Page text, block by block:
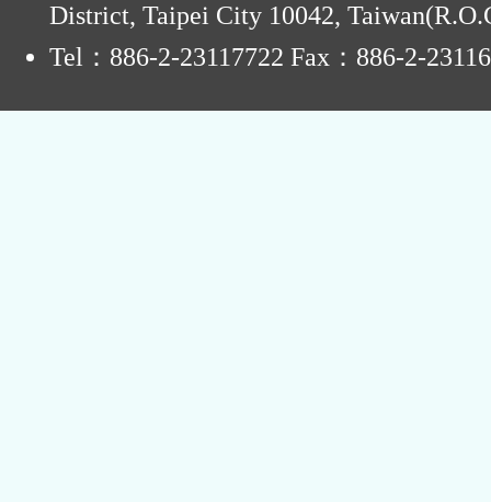
District, Taipei City 10042,
Tel：886-2-23117722 Fax：886-2-